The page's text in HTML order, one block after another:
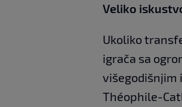
Veliko
Ukoliko
igrača sa
višegodišnjim
Théophile-